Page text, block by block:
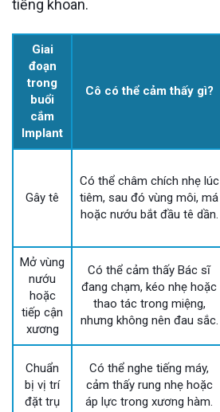
tiếng khoan.
Giai
đoạn
trong
buổi
cắm
Implant
Cô có thể cảm thấy gì?
Gây tê
Có thể châm chích nhẹ lúc
tiêm, sau đó vùng môi, má
hoặc nướu bắt đầu tê dần.
Mở vùng
nướu
hoặc
tiếp cận
xương
Có thể cảm thấy Bác sĩ
đang chạm, kéo nhẹ hoặc
thao tác trong miệng,
nhưng không nên đau sắc.
Chuẩn
bị vị trí
đặt trụ
Có thể nghe tiếng máy,
cảm thấy rung nhẹ hoặc
áp lực trong xương hàm.